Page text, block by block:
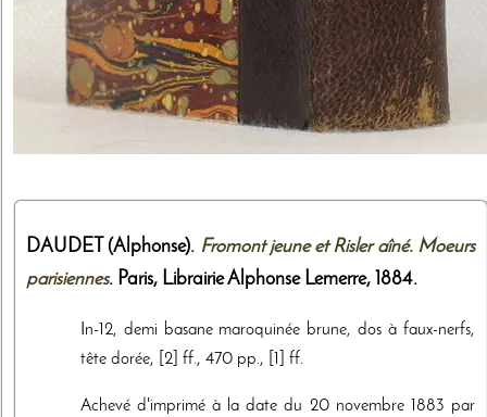
DAUDET (Alphonse). Fromont jeune et Risler aîné. Moeurs
parisiennes. Paris, Librairie Alphonse Lemerre, 1884.
In-12, demi basane maroquinée brune, dos à faux-nerfs,
tête dorée, [2] ff., 470 pp., [1] ff.
Achevé d'imprimé à la date du 20 novembre 1883 par